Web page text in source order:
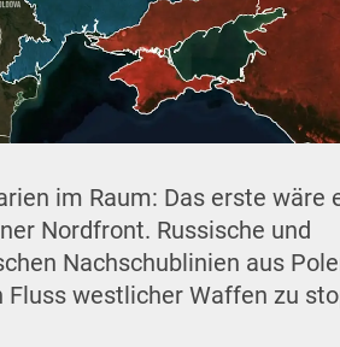
im Raum: Das erste wäre
Nordfront. Russische und
Nachschublinien aus
Fluss westlicher Waffen zu